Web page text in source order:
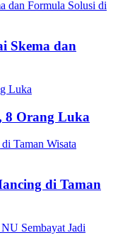
Skema dan
8 Orang Luka
di Taman